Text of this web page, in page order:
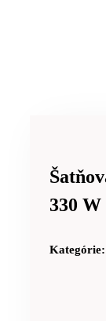
330 W
Kategórie: